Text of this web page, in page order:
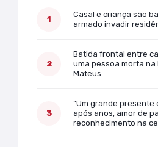
Casal e criança são
armado invadir
Batida frontal entre
uma pessoa morta na
Mateus
“Um grande presente
após anos, amor de
reconhecimento na